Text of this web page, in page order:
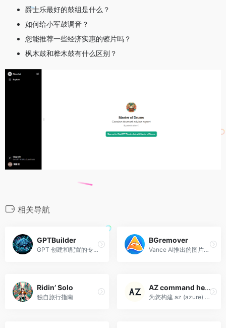
爵士乐最好的鼓组是什么？
如何给小军鼓调音？
您能推荐一些经济实惠的镲片吗？
枫木鼓和桦木鼓有什么区别？
相关导航
GPTBuilder
GPT 创建和配置的专业顾问
BGremover
Vance AI推出的图片背景移除工具
Ridin’ Solo
独自旅行指南
AZ command helper
为您构建 az (azure) 命令